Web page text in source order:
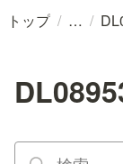
トップ / /